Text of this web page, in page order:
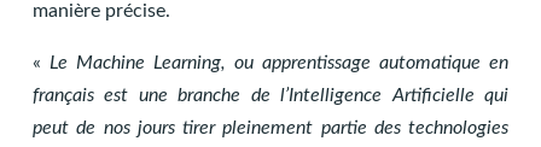
manière précise.
« Le Machine Learning, ou apprentissage automatique en
français est une branche de l’Intelligence Artificielle qui
peut de nos jours tirer pleinement partie des technologies